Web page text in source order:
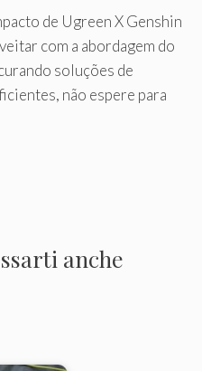
de Ugreen X Genshin
com a abordagem do
soluções de
não espere para
anche